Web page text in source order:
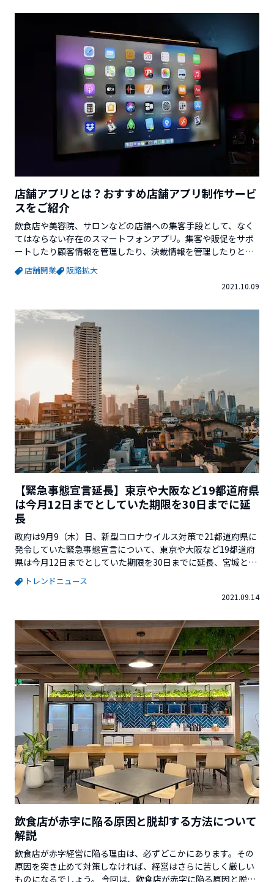
店舗アプリとは？おすすめ店舗アプリ制作サービ
スをご紹介
飲食店や美容院、サロンなどの店舗への集客手段として、なく
てはならない存在のスマートフォンアプリ。集客や販促をサポ
ートしたり顧客情報を管理したり、決裁情報を管理したりと、
多機能化が進んでいます。そこで今回は、店舗アプリについて
やおススメの店舗アプリ制作サービスをご紹介していきます。
※この記事を書いているVector Venture Supportを運営してい
店舗開業 販路拡大
2021.10.09
【緊急事態宣言延長】東京や大阪など19都道府県
は今月12日までとしていた期限を30日までに延
長
政府は9月9（木）日、新型コロナウイルス対策で21都道府県に
発令していた緊急事態宣言について、東京や大阪など19都道府
県は今月12日までとしていた期限を30日までに延長、宮城と岡
山は解除し「まん延防止等重点措置」に移行することを決めま
した。緊急事態宣言地域北海道・東京・神奈川・千葉・埼玉・
茨城・栃木・群馬・岐阜・静岡・愛知・三重・大阪・京都・兵
トレンドニュース
2021.09.14
飲食店が赤字に陥る原因と脱却する方法について
解説
飲食店が赤字経営に陥る理由は、必ずどこかにあります。その
原因を突き止めて対策しなければ、経営はさらに苦しく厳しい
ものになるでしょう。 今回は、飲食店が赤字に陥る原因と脱却